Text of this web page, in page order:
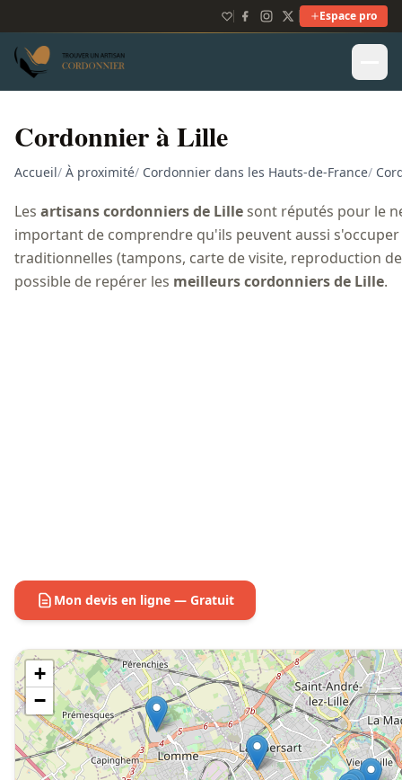
Espace pro
Cordonnier à Lille
Accueil/ À proximité/ Cordonnier dans les Hauts-de-France/
Les artisans cordonniers de Lillesont réputés pour le
important de comprendre qu'ils peuvent aussi
traditionnelles (tampons, carte de visite, reproduction
possible de repérer les meilleurs cordonniers de Lille.
Mon devis en ligne — Gratuit
+
−